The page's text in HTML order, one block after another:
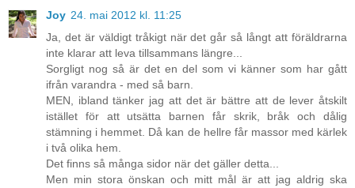
Joy 24. mai 2012 kl. 11:25
Ja, det är väldigt tråkigt när det går så långt att föräldrarna
inte klarar att leva tillsammans längre...
Sorgligt nog så är det en del som vi känner som har gått
ifrån varandra - med så barn.
MEN, ibland tänker jag att det är bättre att de lever åtskilt
istället för att utsätta barnen får skrik, bråk och dålig
stämning i hemmet. Då kan de hellre får massor med kärlek
i två olika hem.
Det finns så många sidor när det gäller detta...
Men min stora önskan och mitt mål är att jag aldrig ska